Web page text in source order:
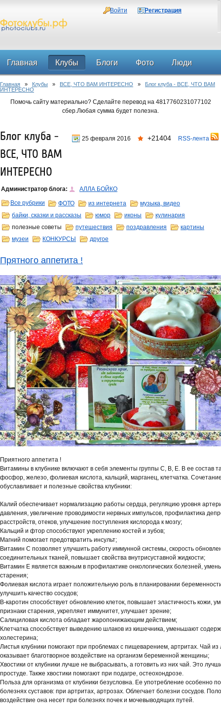
Войти Регистрация
Главная Клубы Блоги Фото Люди
Форум
Главная » Клубы » ВСЕ, ЧТО ВАМ ИНТЕРЕСНО » Блог клуба - ВСЕ, ЧТО ВАМ
ИНТЕРЕСНО
Помочь сайту материально? Сделайте перевод на 4817760231077102
сбер.Любая сумма будет полезна.
25 февраля 2016 +21404 RSS-лента
Блог клуба -
ВСЕ, ЧТО ВАМ
ИНТЕРЕСНО
Администратор блога:
АЛЛА БОЙКО
Все рубрики
ФОТО из интернета
музыка, видео
байки, сказки и рассказы
юмор иконы
кулинария
полезные советы
путешествия поздравления
картины
музеи
КОНКУРСЫ другое
Прятного аппетита !
Приятного аппетита !
Витамины в клубнике включают в себя элементы группы С, В, Е. В ее состав
фосфор, железо, фолиевая кислота, кальций, марганец, клетчатка.
обуславливает и полезные свойства клубники:
Калий обеспечивает нормализацию работы сердца, регуляцию уровня
давления, увеличение проводимости нервных импульсов, профилактика
расстройств, отеков, улучшение поступления кислорода к мозгу;
Кальций и фтор способствуют укреплению костей и зубов;
Магний помогает предотвратить инсульт;
Витамин С позволяет улучшить работу иммунной системы, скорость
соединительных тканей, повышает свойства внутрисуставной жидкости;
Витамин Е является важным в профилактике онкологических болезней,
старения;
Фолиевая кислота играет положительную роль в планировании
улучшить качество сосудов;
В-каротин способствует обновлению клеток, повышает эластичность кожи,
признаки старения, укрепляет иммунитет, улучшает зрение;
Салициловая кислота обладает жаропонижающим действием;
Клетчатка способствует выведению шлаков из кишечника, уменьшают
холестерина;
Листья клубники помогают при проблемах с пищеварением, артритах. Чай из
оказывает благотворное воздействие на организм беременной женщины;
Хвостики от клубники лучше не выбрасывать, а готовить из них чай. Это
простуде. Также хвостики помогают при подагре, остеохондрозе.
Польза для организма от клубники безусловна. Ее употребление особенно
болезнях суставов: при артритах, артрозах. Облегчает болезни сосудов.
воздействие она несет при болезнях почек и мочевыводящих путей.